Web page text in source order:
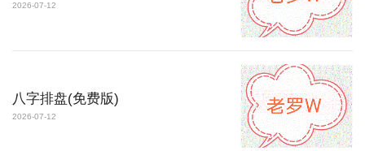
2026-07-12
八字排盘(免费版)
2026-07-12